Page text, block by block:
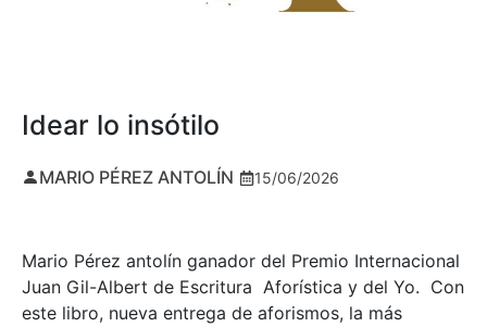
Idear lo insótilo
MARIO PÉREZ ANTOLÍN 15/06/2026
Mario Pérez antolín ganador del Premio Internacional
Juan Gil-Albert de Escritura Aforística y del Yo. Con
este libro, nueva entrega de aforismos, la más